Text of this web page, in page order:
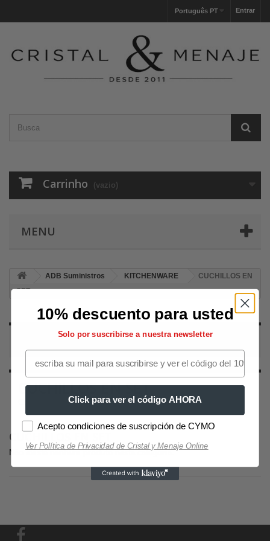
Entrar
Português PT
Carrinho (vazio)
MENU
ADB Suministros KITCHENWARE
CUCHILLOS EN
SET
CUCHILLOS EN SET
CUCHILLOS EN SET
Comprar productos CUCHILLOS EN SET
CUCHILLOS EN SET
Não existe nenhum produto nesta categoria.
10% descuento para usted
Solo por suscribirse a nuestra newsletter
Click para ver el código AHORA
Acepto condiciones de suscripción de CYMO
Ver Política de Privacidad de Cristal y Menaje Online